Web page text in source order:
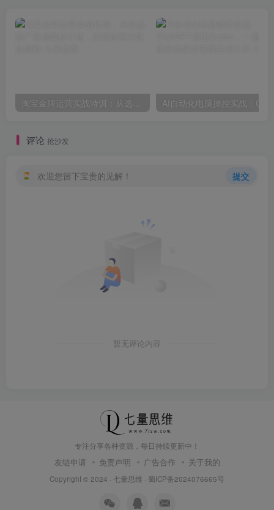
评论 抢沙发
欢迎您留下宝贵的见解！ 提交
暂无评论内容
专注分享各种资源，每日持续更新中！
友链申请 免责声明 广告合作 关于我的
Copyright © 2024 · 七量思维 · 蜀ICP备2024076665号